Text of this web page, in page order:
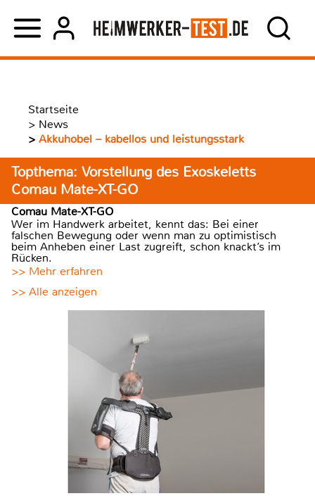
Startseite
> News
> Akkuhobel – kabellos und leistungsstark
Topthema: Vorstellung des Exoskeletts
Comau Mate-XT-GO
Comau Mate-XT-GO
Wer im Handwerk arbeitet, kennt das: Bei einer
falschen Bewegung oder wenn man zu optimistisch
beim Anheben einer Last zugreift, schon knackt’s im
Rücken.
>> Mehr erfahren
>> Alle anzeigen